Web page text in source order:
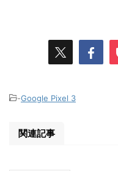
-Google Pixel 3
関連記事